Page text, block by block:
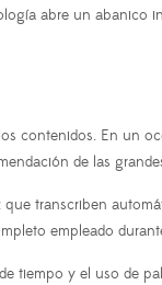
abre un abanico
contenidos. En un
de las
transcriben
empleado
tiempo y el uso de